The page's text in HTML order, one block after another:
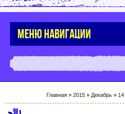
МЕНЮ НАВИГАЦИИ
Главная » 2015 » Декабрь » 14